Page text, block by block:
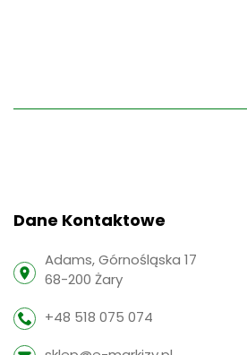
sklep@e-markizy.pl
Santander Bank